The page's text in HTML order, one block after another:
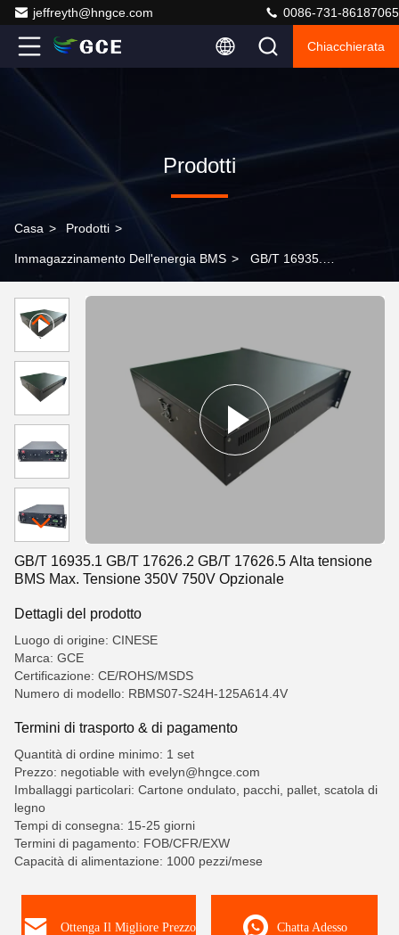
jeffreyth@hngce.com 0086-731-86187065
Chiacchierata
Prodotti
Casa > Prodotti >
Immagazzinamento Dell'energia BMS > GB/T 16935.1
Tensione 350V 750V Opzionale
GB/T 16935.1 GB/T 17626.2 GB/T 17626.5 Alta tensione
BMS Max. Tensione 350V 750V Opzionale
Dettagli del prodotto
Luogo di origine: CINESE
Marca: GCE
Certificazione: CE/ROHS/MSDS
Numero di modello: RBMS07-S24H-125A614.4V
Termini di trasporto & di pagamento
Quantità di ordine minimo: 1 set
Prezzo: negotiable with evelyn@hngce.com
Imballaggi particolari: Cartone ondulato, pacchi, pallet, scatola di
legno
Tempi di consegna: 15-25 giorni
Termini di pagamento: FOB/CFR/EXW
Capacità di alimentazione: 1000 pezzi/mese
Ottenga Il Migliore Prezzo Chatta Adesso